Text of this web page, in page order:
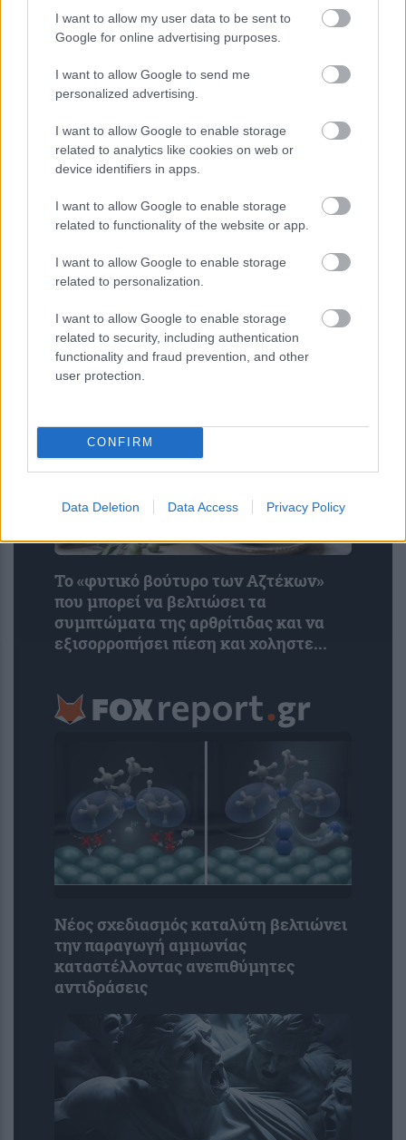
I want to allow my user data to be sent to
Google for online advertising purposes.
I want to allow Google to send me
personalized advertising.
I want to allow Google to enable storage
related to analytics like cookies on web or
device identifiers in apps.
I want to allow Google to enable storage
related to functionality of the website or app.
I want to allow Google to enable storage
related to personalization.
I want to allow Google to enable storage
related to security, including authentication
functionality and fraud prevention, and other
user protection.
CONFIRM
Data Deletion Data Access Privacy Policy
θα δώσουν νέα ώθηση στ...
γραμμές θα βρουν τη γάτα σε 15
δευτερόλεπτα – Αποδείξτε ότι έχετε
HD όραση
Το «φυτικό βούτυρο των Αζτέκων»
που μπορεί να βελτιώσει τα
συμπτώματα της αρθρίτιδας και να
εξισορροπήσει πίεση και χοληστε...
Νέος σχεδιασμός καταλύτη βελτιώνει
την παραγωγή αμμωνίας
καταστέλλοντας ανεπιθύμητες
αντιδράσεις